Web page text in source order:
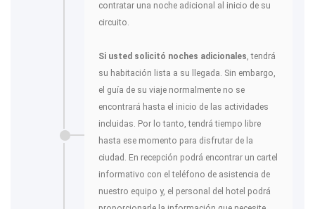
contratar una noche adicional al inicio de su
circuito.
Si usted solicitó noches adicionales, tendrá
su habitación lista a su llegada. Sin embargo,
el guía de su viaje normalmente no se
encontrará hasta el inicio de las actividades
incluidas. Por lo tanto, tendrá tiempo libre
hasta ese momento para disfrutar de la
ciudad. En recepción podrá encontrar un cartel
informativo con el teléfono de asistencia de
nuestro equipo y, el personal del hotel podrá